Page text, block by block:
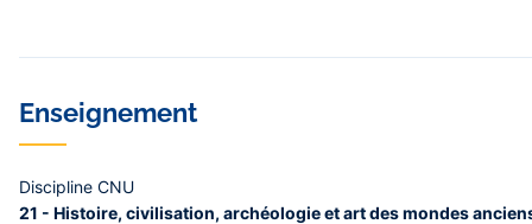
Enseignement
Discipline CNU
21 - Histoire, civilisation, archéologie et art des mondes